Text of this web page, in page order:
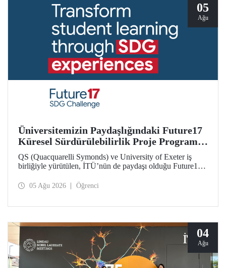
05
Ağu
Üniversitemizin Paydaşlığındaki Future17
Küresel Sürdürülebilirlik Proje Programı,
Öğrencilerimizin Başvurularını Bekliyor
QS (Quacquarelli Symonds) ve University of Exeter iş
birliğiyle yürütülen, İTÜ’nün de paydaşı olduğu Future17
öğrenci başvuruları açıldı. Başvurular için son gün 31
05 Ağu 2026 Öğrenci
04
Ağu